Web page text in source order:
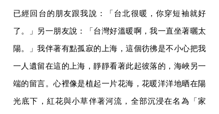
已經回台的朋友跟我說：「台北很暖，你穿短袖就好
了。」另一朋友說：「台灣好溫暖啊，我一直坐著曬太
陽。」我伴著有點孤寂的上海，這個彷彿是不小心把我
一人遺留在這的上海，靜靜看著此起彼落的，海峽另一
端的留言。心裡像是植起一片花海，花暖洋洋地晒在陽
光底下，紅花與小草伴著河流，全部沉浸在名為「家